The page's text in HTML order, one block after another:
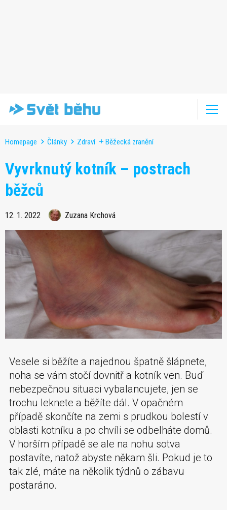
Homepage Články Zdraví Běžecká zranění
Vyvrknutý kotník – postrach
běžců
12. 1. 2022 Zuzana Krchová
Vesele si běžíte a najednou špatně šlápnete,
noha se vám stočí dovnitř a kotník ven. Buď
nebezpečnou situaci vybalancujete, jen se
trochu leknete a běžíte dál. V opačném
případě skončíte na zemi s prudkou bolestí v
oblasti kotníku a po chvíli se odbelháte domů.
V horším případě se ale na nohu sotva
postavíte, natož abyste někam šli. Pokud je to
tak zlé, máte na několik týdnů o zábavu
postaráno.